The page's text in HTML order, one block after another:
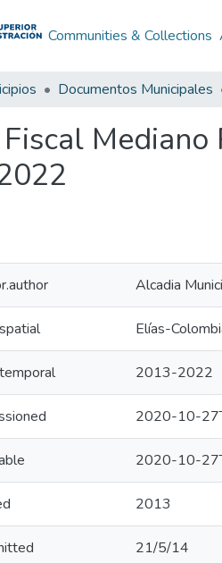
Communities & Collections
Documentos Municipales
Alcadia
Elías-
2013-2022
2020-10-
2020-10-
2013
21/5/14